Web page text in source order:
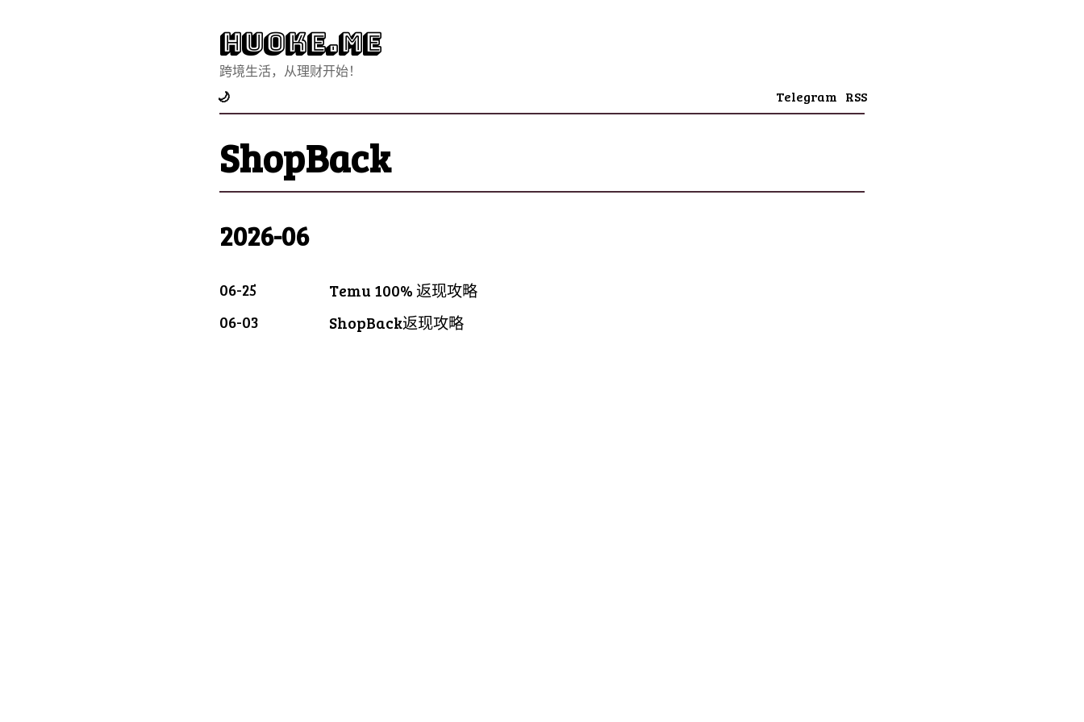
Huoke.Me
跨境生活，从理财开始！
🌙 Telegram RSS
ShopBack
2026-06
06-25
Temu 100% 返现攻略
06-03
ShopBack返现攻略